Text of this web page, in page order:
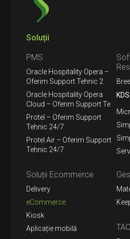
Soluții
PMS
Oracle Hospitality Opera –
Oferim Support Tehnic 2
Oracle Hospitality Opera
Cloud – Oferim Support Te
Protel – Oferim Support
Tehnic 24/7
Protel Air – Oferim Support
Tehnic 24/7
KDS
Soluții Ecommerce
Delivery
eCommerce
Kiosk
Aplicație mobilă
TAC